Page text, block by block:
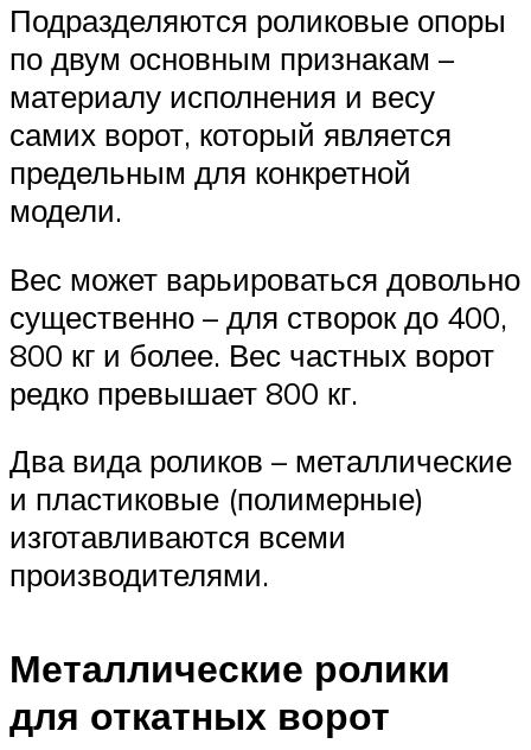
Подразделяются роликовые опоры
по двум основным признакам –
материалу исполнения и весу
самих ворот, который является
предельным для конкретной
модели.
Вес может варьироваться довольно
существенно – для створок до 400,
800 кг и более. Вес частных ворот
редко превышает 800 кг.
Два вида роликов – металлические
и пластиковые (полимерные)
изготавливаются всеми
производителями.
Металлические ролики
для откатных ворот